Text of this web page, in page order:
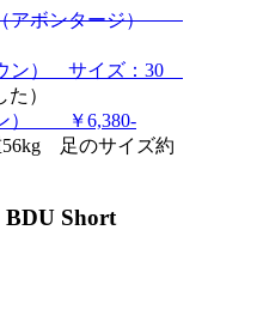
（アボンタージ）
ン） サイズ：30
）
）
￥6,380-
足のサイズ約
BDU Short